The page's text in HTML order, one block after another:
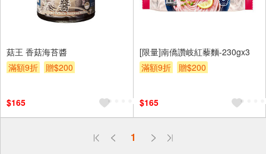
菇王 香菇海苔醬
滿額9折
贈$200
$165
[限量]南僑讚岐紅藜麵-230gx3
滿額9折
贈$200
$165
1
偏遠地區配送